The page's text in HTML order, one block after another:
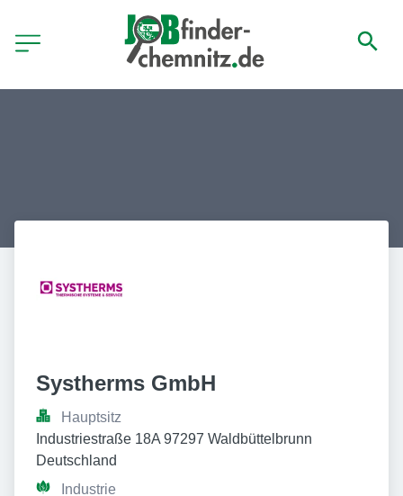
Systherms GmbH
Hauptsitz
Industriestraße 18A 97297 Waldbüttelbrunn
Deutschland
Industrie